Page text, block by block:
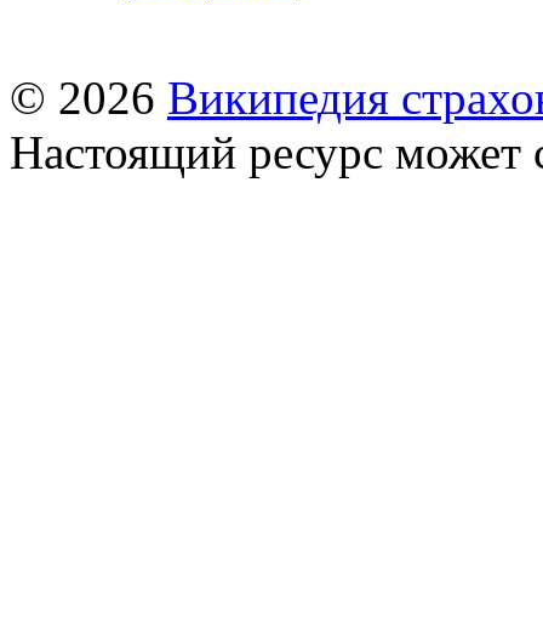
© 2026 Википедия
Настоящий ресурс может